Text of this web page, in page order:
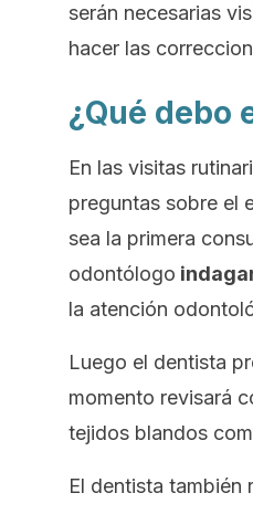
serán necesarias
hacer las
¿Qué debo
En las visitas
preguntas sobre el
sea la primera
odontólogo
la atención
Luego el dentista
momento revisará
tejidos blandos
El dentista también